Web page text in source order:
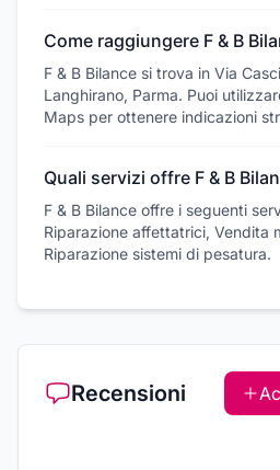
Come raggiungere F & B
F & B Bilance si trova in Via
Langhirano, Parma. Puoi
Maps per ottenere indicazioni
Quali servizi offre F & B
F & B Bilance offre i seguenti
Riparazione affettatrici, Vendita
Riparazione sistemi di pesatura.
Recensioni